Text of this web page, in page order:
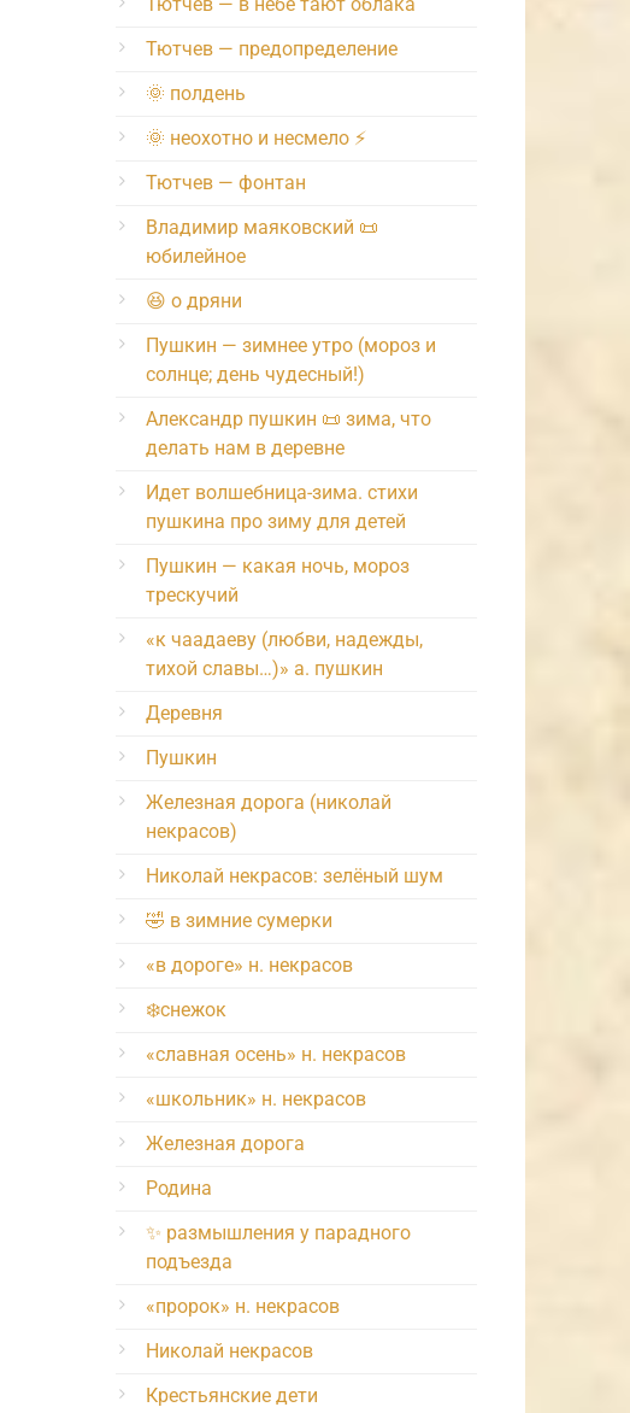
Тютчев — предопределение
🌞 полдень
🌞 неохотно и несмело ⚡️
Тютчев — фонтан
Владимир маяковский 📜
юбилейное
😆 о дряни
Пушкин — зимнее утро (мороз и
солнце; день чудесный!)
Александр пушкин 📜 зима, что
делать нам в деревне
Идет волшебница-зима. стихи
пушкина про зиму для детей
Пушкин — какая ночь, мороз
трескучий
«к чаадаеву (любви, надежды,
тихой славы…)» а. пушкин
Деревня
Пушкин
Железная дорога (николай
некрасов)
Николай некрасов: зелёный шум
🤣 в зимние сумерки
«в дороге» н. некрасов
❄️снежок
«славная осень» н. некрасов
«школьник» н. некрасов
Железная дорога
Родина
✨ размышления у парадного
подъезда
«пророк» н. некрасов
Николай некрасов
Крестьянские дети